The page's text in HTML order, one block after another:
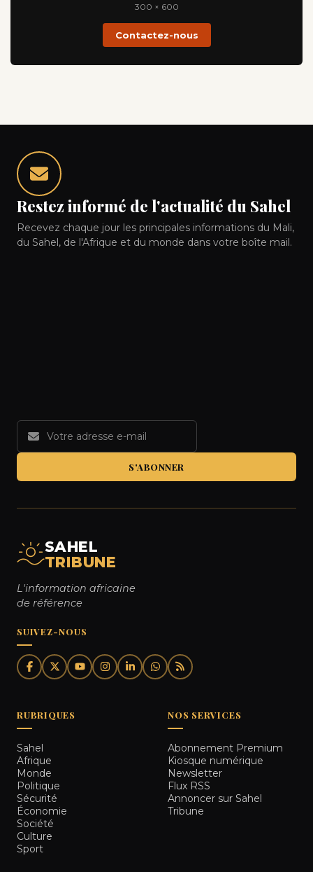
300 × 600
Contactez-nous
Restez informé de l'actualité du Sahel
Recevez chaque jour les principales informations du Mali,
du Sahel, de l'Afrique et du monde dans votre boîte mail.
S'ABONNER
SAHEL
TRIBUNE
L'information africaine
de référence
SUIVEZ-NOUS
RUBRIQUES
Sahel
Afrique
Monde
Politique
Sécurité
Économie
Société
Culture
Sport
NOS SERVICES
Abonnement Premium
Kiosque numérique
Newsletter
Flux RSS
Annoncer sur Sahel
Tribune